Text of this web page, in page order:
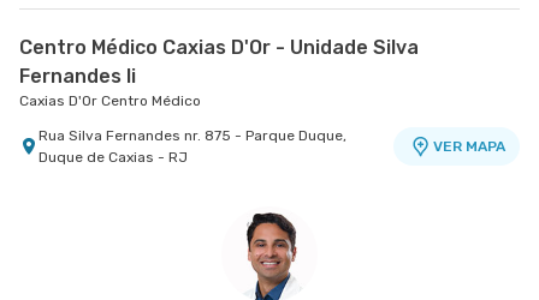
Centro Médico Caxias D'Or - Unidade Silva
Fernandes Ii
Caxias D'Or Centro Médico
Rua Silva Fernandes nr. 875 - Parque Duque,
Duque de Caxias - RJ
VER MAPA